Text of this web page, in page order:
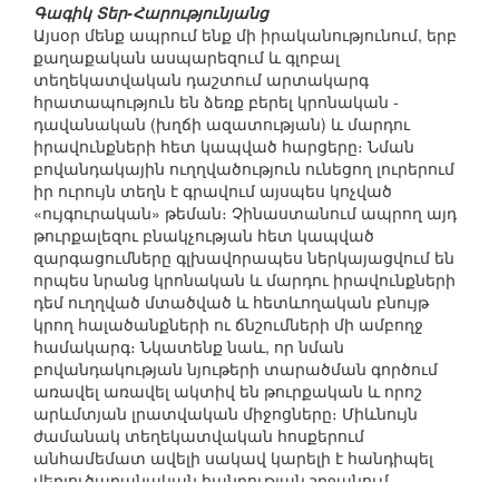
Գագիկ Տեր-Հարությունյանց
Այսօր մենք ապրում ենք մի իրականությունում, երբ
քաղաքական ասպարեզում և գլոբալ
տեղեկատվական դաշտում արտակարգ
հրատապություն են ձեռք բերել կրոնական -
դավանական (խղճի ազատության) և մարդու
իրավունքների հետ կապված հարցերը։ Նման
բովանդակային ուղղվածություն ունեցող լուրերում
իր ուրույն տեղն է գրավում այսպես կոչված
«ույգուրական» թեման։ Չինաստանում ապրող այդ
թուրքալեզու բնակչության հետ կապված
զարգացումները գլխավորապես ներկայացվում են
որպես նրանց կրոնական և մարդու իրավունքների
դեմ ուղղված մտածված և հետևողական բնույթ
կրող հալածանքների ու ճնշումների մի ամբողջ
համակարգ։ Նկատենք նաև, որ նման
բովանդակության նյութերի տարածման գործում
առավել առավել ակտիվ են թուրքական և որոշ
արևմտյան լրատվական միջոցները։ Միևնույն
ժամանակ տեղեկատվական հոսքերում
անհամեմատ ավելի սակավ կարելի է հանդիպել